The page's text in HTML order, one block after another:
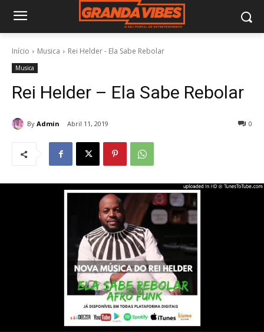
Início Musica Rei Helder - Ela Sabe Rebolar
Musica
Rei Helder – Ela Sabe Rebolar
By Admin Abril 11, 2019 0